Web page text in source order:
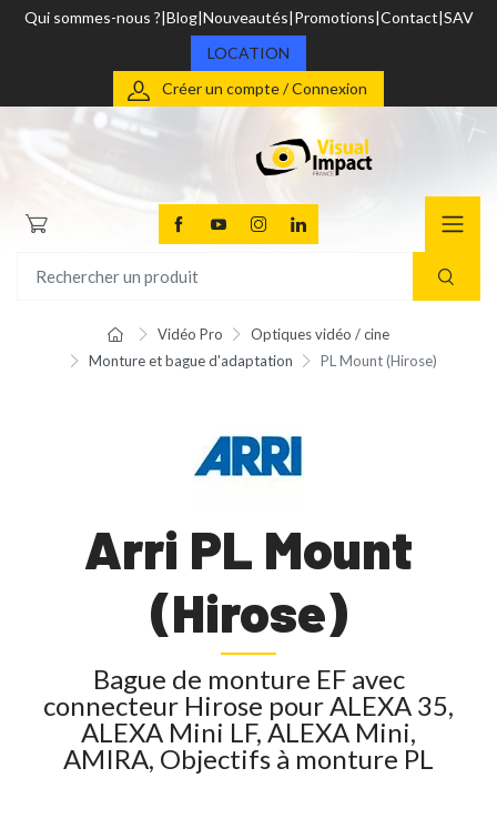
Qui sommes-nous ? Blog Nouveautés Promotions Contact SAV
LOCATION
Créer un compte / Connexion
Vidéo Pro
Optiques vidéo / cine
Monture et bague d'adaptation
PL Mount (Hirose)
Arri PL Mount
(Hirose)
Bague de monture EF avec
connecteur Hirose pour ALEXA 35,
ALEXA Mini LF, ALEXA Mini,
AMIRA, Objectifs à monture PL